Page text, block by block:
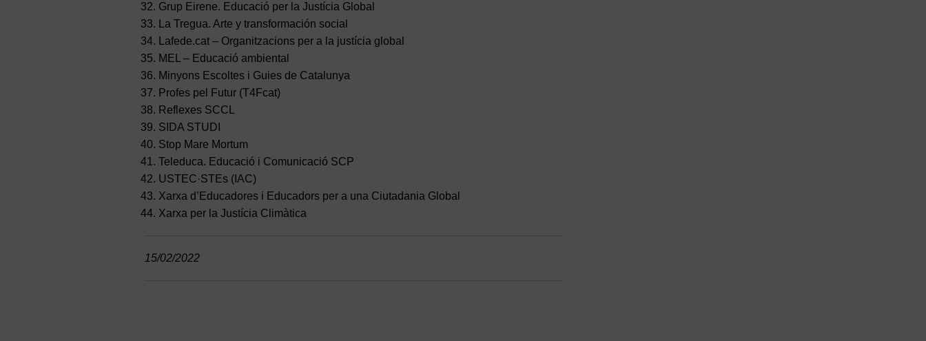
Grup Eirene. Educació per la Justícia Global
La Tregua. Arte y transformación social
Lafede.cat – Organitzacions per a la justícia global
MEL – Educació ambiental
Minyons Escoltes i Guies de Catalunya
Profes pel Futur (T4Fcat)
Reflexes SCCL
SIDA STUDI
Stop Mare Mortum
Teleduca. Educació i Comunicació SCP
USTEC·STEs (IAC)
Xarxa d’Educadores i Educadors per a una Ciutadania Global
Xarxa per la Justícia Climàtica
15/02/2022